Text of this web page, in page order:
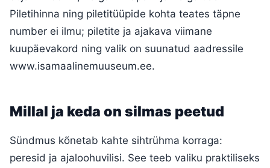
Piletihinna ning piletitüüpide kohta teates täpne
number ei ilmu; piletite ja ajakava viimane
kuupäevakord ning valik on suunatud aadressile
www.isamaalinemuuseum.ee.
Millal ja keda on silmas peetud
Sündmus kõnetab kahte sihtrühma korraga:
peresid ja ajaloohuvilisi. See teeb valiku praktiliseks